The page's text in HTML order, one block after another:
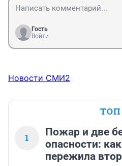
Гость
Войти
Новости СМИ2
ТОП
1
Пожар и две
опасности:
пережила